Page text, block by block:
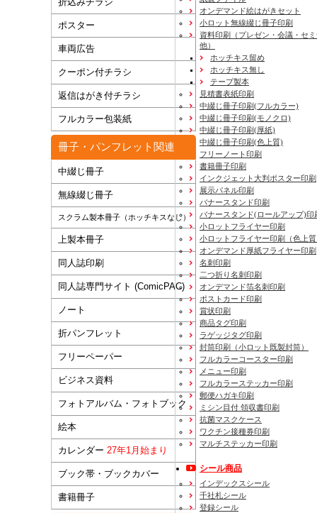
ポスター
車両広告
クーポン付チラシ
返信はがき付チラシ
フルカラー包装紙
冊子・パンフレット関連
中綴じ冊子
無線綴じ冊子
スクラム製本冊子（ホッチキスなし）
上製本冊子
同人誌印刷
同人誌専門サイト (ComicPAC)
ノート
折パンフレット
フリーペーパー
ビジネス資料
フォトアルバム・フォトブック
絵本
カレンダー 27年1月始まり
ブック帯・ブックカバー
書籍冊子
オンデマンド絵はがきセット
小ロット無線綴じ冊子印刷
資料印刷
（プレゼン・会議・セ
他）
ホッチキス留め
ホッチキス無し
テープ製本
見積書表紙印刷
中綴じ冊子印刷(フルカラー)
中綴じ冊子印刷(モノクロ)
中綴じ冊子印刷(厚紙)
中綴じ冊子印刷(色上質)
フリーノート印刷
書籍冊子印刷
インクジェット大判ポスター印刷
展示パネル印刷
バナースタンド印刷
バナースタンド(ロールアップ)印
小ロットフライヤー印刷
小ロットフライヤー印刷（色上
オンデマンド厚紙フライヤー印刷
名刺印刷
二つ折り名刺印刷
オンデマンド箔名刺印刷
ポストカード印刷
賞状印刷
商品タグ印刷
ラゲッジタグ印刷
封筒印刷
（小ロット既製封筒）
フルカラーコースター印刷
メニュー印刷
フルカラーステッカー印刷
郵便ハガキ印刷
ミシン目付 領収書印刷
抗菌マスクケース
ワクチン接種券印刷
マルチステッカー印刷
シール商品
インデックスシール
千社札シール
登録シール